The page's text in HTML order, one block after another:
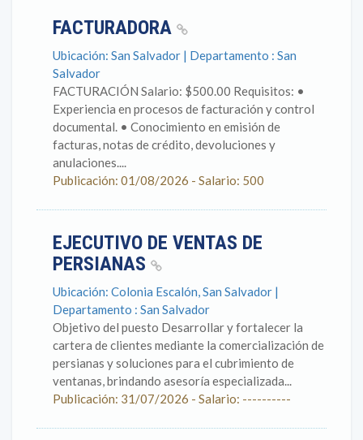
FACTURADORA
Ubicación: San Salvador | Departamento : San
Salvador
FACTURACIÓN Salario: $500.00 Requisitos: •
Experiencia en procesos de facturación y control
documental. • Conocimiento en emisión de
facturas, notas de crédito, devoluciones y
anulaciones....
Publicación: 01/08/2026 - Salario: 500
EJECUTIVO DE VENTAS DE
PERSIANAS
Ubicación: Colonia Escalón, San Salvador |
Departamento : San Salvador
Objetivo del puesto Desarrollar y fortalecer la
cartera de clientes mediante la comercialización de
persianas y soluciones para el cubrimiento de
ventanas, brindando asesoría especializada...
Publicación: 31/07/2026 - Salario: ----------